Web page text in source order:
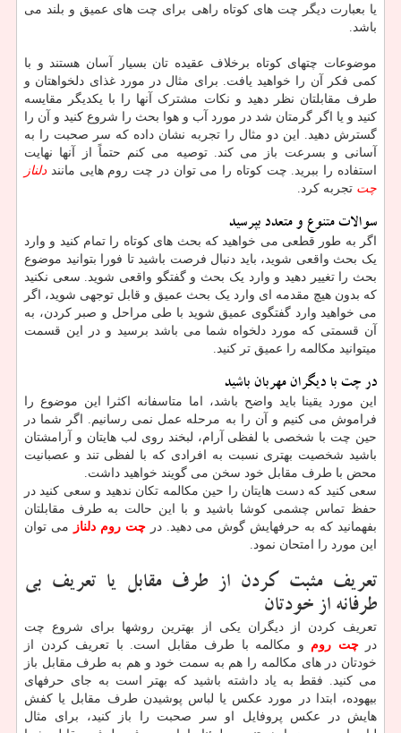
یا بعبارت دیگر چت های کوتاه راهی برای چت های عمیق و بلند می
باشد.
موضوعات چتهای کوتاه برخلاف عقیده تان بسیار آسان هستند و با
کمی فکر آن را خواهید یافت. برای مثال در مورد غذای دلخواهتان و
طرف مقابلتان نظر دهید و نکات مشترک آنها را با یکدیگر مقایسه
کنید و یا اگر گرمتان شد در مورد آب و هوا بحث را شروع کنید و آن را
گسترش دهید. این دو مثال را تجربه نشان داده که سر صحبت را به
آسانی و بسرعت باز می کند. توصیه می کنم حتماً از آنها نهایت
استفاده را ببرید. چت کوتاه را می توان در چت روم هایی ماننددلناز
چت تجربه کرد.
سوالات متنوع و متعدد بپرسید
اگر به طور قطعی می خواهید که بحث های کوتاه را تمام کنید و وارد
یک بحث واقعی شوید، باید دنبال فرصت باشید تا فورا بتوانید موضوع
بحث را تغییر دهید و وارد یک بحث و گفتگو واقعی شوید. سعی نکنید
که بدون هیچ مقدمه ای وارد یک بحث عمیق و قابل توجهی شوید، اگر
می خواهید وارد گفتگوی عمیق شوید با طی مراحل و صبر کردن، به
آن قسمتی که مورد دلخواه شما می باشد برسید و در این قسمت
میتوانید مکالمه را عمیق تر کنید.
در چت با دیگران مهربان باشید
این مورد یقینا باید واضح باشد، اما متاسفانه اکثرا این موضوع را
فراموش می کنیم و آن را به مرحله عمل نمی رسانیم. اگر شما در
حین چت با شخصی با لفظی آرام، لبخند روی لب هایتان و آرامشتان
باشید شخصیت بهتری نسبت به افرادی که با لفظی تند و عصبانیت
محض با طرف مقابل خود سخن می گویند خواهید داشت.
سعی کنید که دست هایتان را حین مکالمه تکان ندهید و سعی کنید در
حفظ تماس چشمی کوشا باشید و با این حالت به طرف مقابلتان
بفهمانید که به حرفهایش گوش می دهید. درچت روم دلناز
می توان
این مورد را امتحان نمود.
تعریف مثبت کردن از طرف مقابل یا تعریف بی
طرفانه از خودتان
تعریف کردن از دیگران یکی از بهترین روشها برای شروع چت
درچت روم و مکالمه با طرف مقابل است. با تعریف کردن از
خودتان در های مکالمه را هم به سمت خود و هم به طرف مقابل باز
می کنید. فقط به یاد داشته باشید که بهتر است به جای حرفهای
بیهوده، ابتدا در مورد عکس یا لباس پوشیدن طرف مقابل یا کفش
هایش در عکس پروفایل او سر صحبت را باز کنید، برای مثال